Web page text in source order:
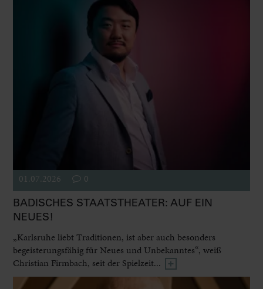
01.07.2026 0
BADISCHES STAATSTHEATER: AUF EIN
NEUES!
„Karlsruhe liebt Traditionen, ist aber auch besonders
begeisterungsfähig für Neues und Unbekanntes“, weiß
Christian Firmbach, seit der Spielzeit...